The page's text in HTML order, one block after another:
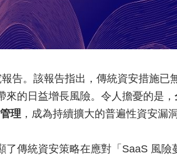
告。該報告指出，傳統資安措施已
的日益增長風險。令人擔憂的是，
理 ，成為持續擴大的普遍性資安漏洞
傳統資安策略在應對「SaaS 風險